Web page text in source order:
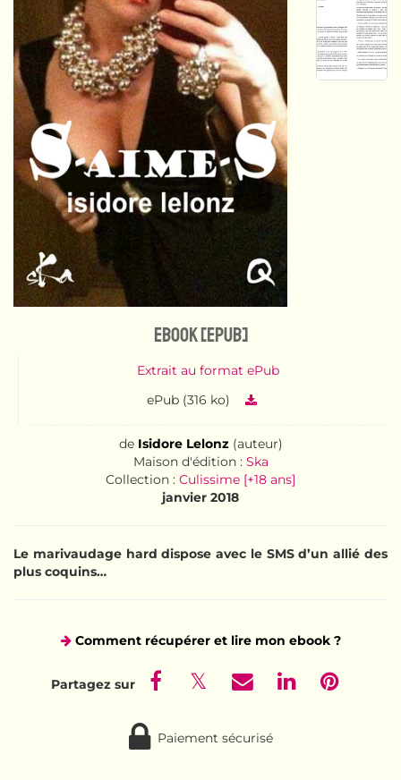
eBook [ePub]
Extrait au format ePub
ePub (316 ko)
de Isidore Lelonz(auteur)
Maison d'édition : Ska
Collection : Culissime [+18 ans]
janvier 2018
Le marivaudage hard dispose avec le SMS d’un allié des
plus coquins…
Comment récupérer et lire mon ebook ?
Paiement sécurisé